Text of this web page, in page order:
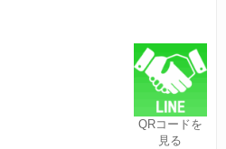
QRコードを
見る